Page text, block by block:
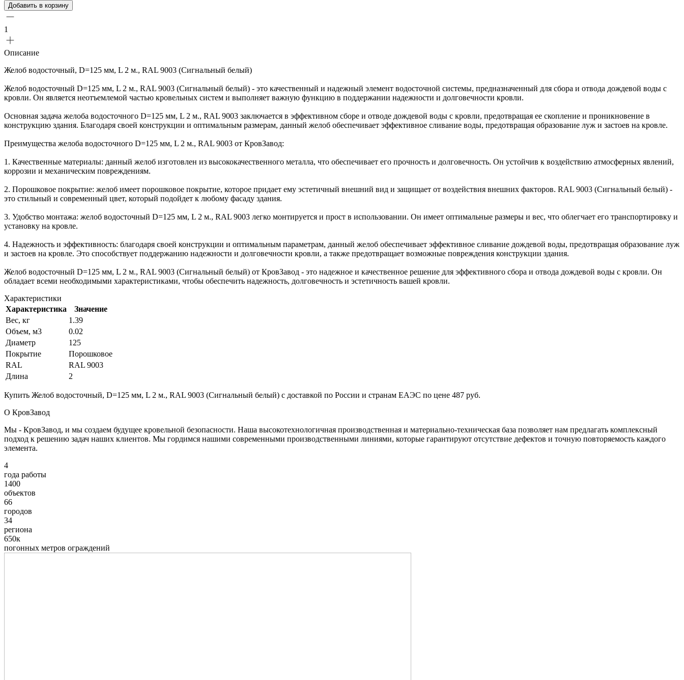
Добавить в корзину
1
Описание
Желоб водосточный, D=125 мм, L 2 м., RAL 9003 (Сигнальный белый)
Желоб водосточный D=125 мм, L 2 м., RAL 9003 (Сигнальный белый) - это качественный и надежный элемент водосточной системы, предназначенный для сбора и отвода дождевой воды с
кровли. Он является неотъемлемой частью кровельных систем и выполняет важную функцию в поддержании надежности и долговечности кровли.
Основная задача желоба водосточного D=125 мм, L 2 м., RAL 9003 заключается в эффективном сборе и отводе дождевой воды с кровли, предотвращая ее скопление и проникновение в
конструкцию здания. Благодаря своей конструкции и оптимальным размерам, данный желоб обеспечивает эффективное сливание воды, предотвращая образование луж и застоев на кровле.
Преимущества желоба водосточного D=125 мм, L 2 м., RAL 9003 от КровЗавод:
1. Качественные материалы: данный желоб изготовлен из высококачественного металла, что обеспечивает его прочность и долговечность. Он устойчив к воздействию атмосферных явлений,
коррозии и механическим повреждениям.
2. Порошковое покрытие: желоб имеет порошковое покрытие, которое придает ему эстетичный внешний вид и защищает от воздействия внешних факторов. RAL 9003 (Сигнальный белый) -
это стильный и современный цвет, который подойдет к любому фасаду здания.
3. Удобство монтажа: желоб водосточный D=125 мм, L 2 м., RAL 9003 легко монтируется и прост в использовании. Он имеет оптимальные размеры и вес, что облегчает его транспортировку и
установку на кровле.
4. Надежность и эффективность: благодаря своей конструкции и оптимальным параметрам, данный желоб обеспечивает эффективное сливание дождевой воды, предотвращая образование луж
и застоев на кровле. Это способствует поддержанию надежности и долговечности кровли, а также предотвращает возможные повреждения конструкции здания.
Желоб водосточный D=125 мм, L 2 м., RAL 9003 (Сигнальный белый) от КровЗавод - это надежное и качественное решение для эффективного сбора и отвода дождевой воды с кровли. Он
обладает всеми необходимыми характеристиками, чтобы обеспечить надежность, долговечность и эстетичность вашей кровли.
Характеристики
Характеристика
Значение
Вес, кг
1.39
Объем, м3
0.02
Диаметр
125
Покрытие
Порошковое
RAL
RAL 9003
Длина
2
Купить Желоб водосточный, D=125 мм, L 2 м., RAL 9003 (Сигнальный белый) с доставкой по России и странам ЕАЭС по цене 487 руб.
О КровЗавод
Мы - КровЗавод, и мы создаем будущее кровельной безопасности. Наша высокотехнологичная производственная и материально-техническая база позволяет нам предлагать комплексный
подход к решению задач наших клиентов. Мы гордимся нашими современными производственными линиями, которые гарантируют отсутствие дефектов и точную повторяемость каждого
элемента.
4
года работы
1400
объектов
66
городов
34
региона
650к
погонных метров ограждений